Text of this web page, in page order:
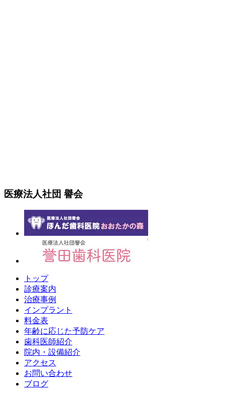
医療法人社団 譽会
トップ
診療案内
治療事例
インプラント
料金表
年齢に応じた予防ケア
歯科医師紹介
院内・設備紹介
アクセス
お問い合わせ
ブログ